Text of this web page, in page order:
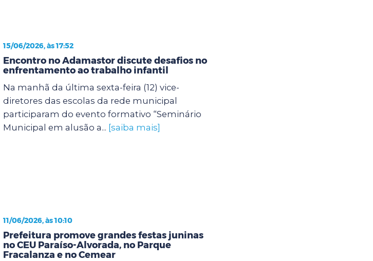
15/06/2026, às 17:52
Encontro no Adamastor discute desafios no
enfrentamento ao trabalho infantil
Na manhã da última sexta-feira (12) vice-
diretores das escolas da rede municipal
participaram do evento formativo “Seminário
Municipal em alusão a... [saiba mais]
11/06/2026, às 10:10
Prefeitura promove grandes festas juninas
no CEU Paraíso-Alvorada, no Parque
Fracalanza e no Cemear